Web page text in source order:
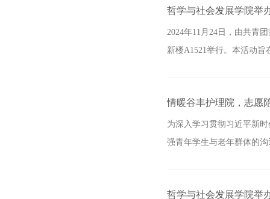
哲学与社会发展学院举
2024年11月24日，由共青
新楼A1521举行。本活动
情暖谷丰护理院，志愿
为深入学习贯彻习近平新
强青年学生与老年群体的
哲学与社会发展学院举